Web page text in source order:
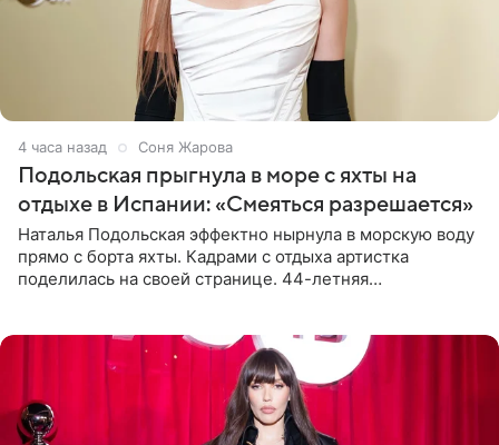
4 часа назад Соня Жарова
Подольская прыгнула в море с яхты на
отдыхе в Испании: «Смеяться разрешается»
Наталья Подольская эффектно нырнула в морскую воду
прямо с борта яхты. Кадрами с отдыха артистка
поделилась на своей странице. 44-летняя